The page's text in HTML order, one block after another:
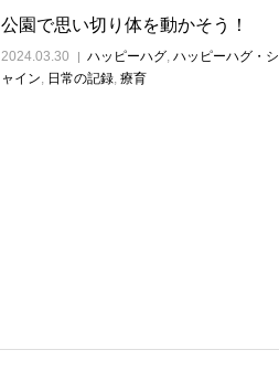
公園で思い切り体を動かそう！
2024.03.30 ハッピーハグ, ハッピーハグ・シ
ャイン, 日常の記録, 療育